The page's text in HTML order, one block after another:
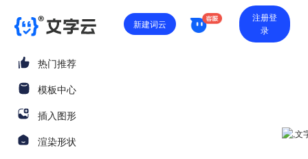
新建词云
注册登
录
热门推荐
模板中心
插入图形
渲染形状